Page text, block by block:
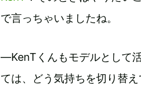
で言っちゃいましたね。
―KenTくんもモデルとして
ては、どう気持ちを切り替え